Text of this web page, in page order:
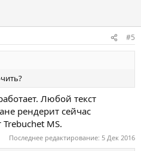
#5
Любой текст
рендерит сейчас
MS.
Последнее редактирование: 5 Дек 2016